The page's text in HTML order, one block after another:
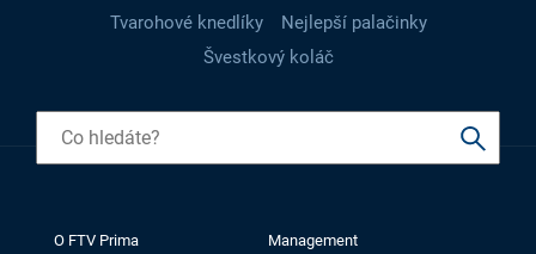
Tvarohové knedlíky
Nejlepší palačinky
Švestkový koláč
O FTV Prima Management